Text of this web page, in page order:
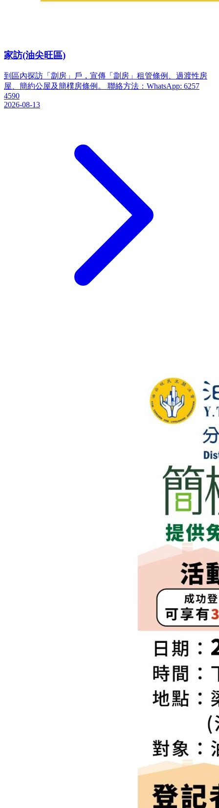
家訪(油尖旺區)
到區內探訪「劏房」戶，宣傳「劏房」租管條例、過渡性房
屋、簡約公屋及簡樸房條例。 聯絡方法：WhatsApp: 6257
4590
2026-08-13